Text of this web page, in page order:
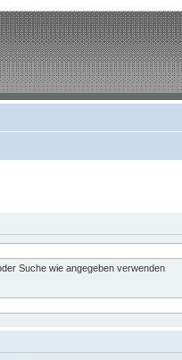
Suche wie angegeben verwenden